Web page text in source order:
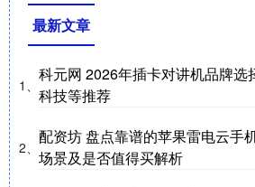
最新文章
1、
科元网 2026年插卡对讲机品牌选
科技等推荐
2、
配资坊 盘点靠谱的苹果雷电云手
场景及是否值得买解析